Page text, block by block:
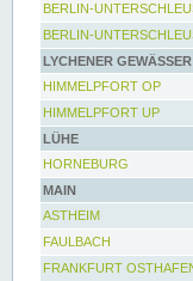
BERLIN-
BERLIN-
LYCHENER GEWÄSSER
HIMMELPFORT OP
HIMMELPFORT UP
LÜHE
HORNEBURG
MAIN
ASTHEIM
FAULBACH
FRANKFURT